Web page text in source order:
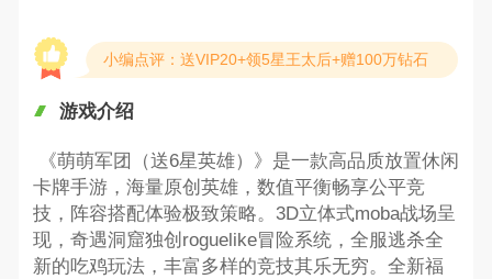
小编点评：送VIP20+领5星王太后+赠100万钻石
游戏介绍
《萌萌军团（送6星英雄）》是一款高品质放置休闲
卡牌手游，海量原创英雄，数值平衡畅享公平竞
技，阵容搭配体验极致策略。3D立体式moba战场呈
现，奇遇洞窟独创roguelike冒险系统，全服逃杀全
新的吃鸡玩法，丰富多样的竞技其乐无穷。全新福